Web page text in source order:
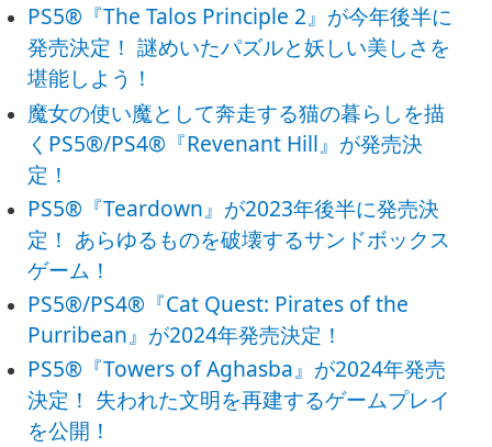
PS5®『The Talos Principle 2』が今年後半に
発売決定！ 謎めいたパズルと妖しい美しさを
堪能しよう！
魔女の使い魔として奔走する猫の暮らしを描
くPS5®/PS4®『Revenant Hill』が発売決
定！
PS5®『Teardown』が2023年後半に発売決
定！ あらゆるものを破壊するサンドボックス
ゲーム！
PS5®/PS4®『Cat Quest: Pirates of the
Purribean』が2024年発売決定！
PS5®『Towers of Aghasba』が2024年発売
決定！ 失われた文明を再建するゲームプレイ
を公開！